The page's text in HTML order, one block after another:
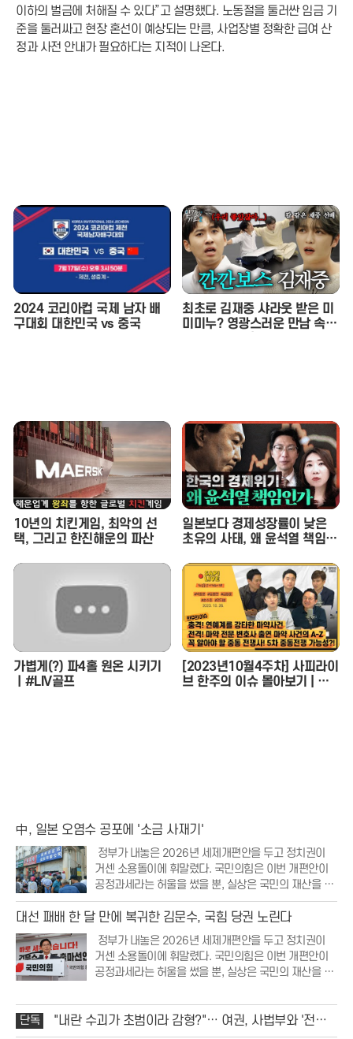
이하의 벌금에 처해질 수 있다”고 설명했다. 노동절을 둘러싼 임금 기
준을 둘러싸고 현장 혼선이 예상되는 만큼, 사업장별 정확한 급여 산
정과 사전 안내가 필요하다는 지적이 나온다.
2024 코리아컵 국제 남자 배
구대회 대한민국 vs 중국
최초로 김재중 샤라웃 받은 미
미미누? 영광스러운 만남 속
10년의 치킨게임, 최악의 선
택, 그리고 한진해운의 파산
일본보다 경제성장률이 낮은
초유의 사태, 왜 윤석열 책임인
석연구위원) - 정혜림의 시사페
이스타임 EP.1
가볍게(?) 파4홀 원온 시키기
ㅣ#LIV골프
[2023년10월4주차] 사피라이
브 한주의 이슈 몰아보기 | 사
中, 일본 오염수 공포에 '소금 사재기'
정부가 내놓은 2026년 세제개편안을 두고 정치권이
거센 소용돌이에 휘말렸다. 국민의힘은 이번 개편안이
공정과세라는 허울을 썼을 뿐, 실상은 국민의 재산을 무
분별하게 뺏어가는 조세 강탈에 불과하다며 강력한 비
판의 목소리를 높였다. 특히 부동산 보유세 인상과 저출
생 대응 세액공제 폐지 등 민생과 직결된 항목들이
대선 패배 한 달 만에 복귀한 김문수, 국힘 당권 노린다
정부가 내놓은 2026년 세제개편안을 두고 정치권이
거센 소용돌이에 휘말렸다. 국민의힘은 이번 개편안이
공정과세라는 허울을 썼을 뿐, 실상은 국민의 재산을 무
판의 목소리를 높였다. 특히 부동산 보유세 인상과 저출
생 대응 세액공제 폐지 등 민생과 직결된 항목들이
단독